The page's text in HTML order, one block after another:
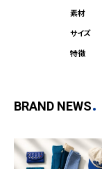
BRAND NEWS